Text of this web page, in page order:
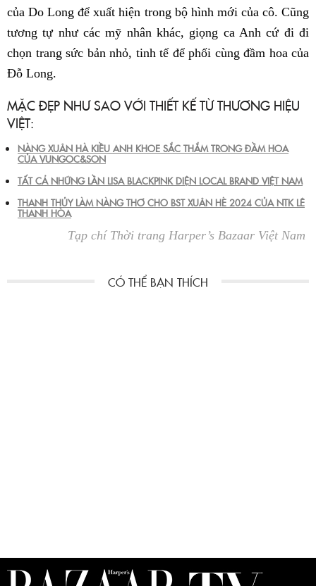
củaDo Long để xuất hiện trong bộ hình mới của cô. Cũng
tương tự như các mỹ nhân khác, giọng ca Anh cứ đi đi
chọn trang sức bản nhỏ, tinh tế để phối cùng đầm hoa của
Đỗ Long.
MẶC ĐẸP NHƯ SAO VỚI THIẾT KẾ TỪ THƯƠNG HIỆU
VIỆT:
NÀNG XUÂN HÀ KIỀU ANH KHOE SẮC THẮM TRONG ĐẦM HOA
CỦA VUNGOC&SON
TẤT CẢ NHỮNG LẦN LISA BLACKPINK DIỆN LOCAL BRAND VIỆT NAM
THANH THỦY LÀM NÀNG THƠ CHO BST XUÂN HÈ 2024 CỦA NTK LÊ
THANH HÒA
Tạp chí Thời trang Harper’s Bazaar Việt Nam